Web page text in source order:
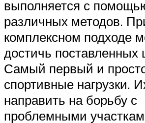
выполняется с
различных методов.
комплексном подходе
достичь поставленных
Самый первый и
спортивные нагрузки.
направить на борьбу с
проблемными